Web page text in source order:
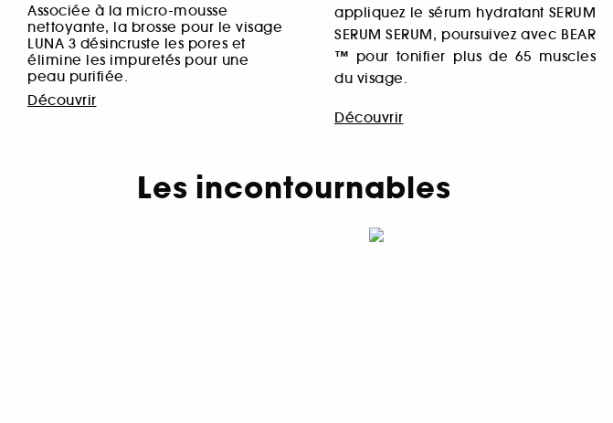
Associée à la micro-mousse
nettoyante, la brosse pour le visage
LUNA 3 désincruste les pores et
élimine les impuretés pour une
peau purifiée.
Découvrir
appliquez le sérum hydratant SERUM
SERUM SERUM, poursuivez avec BEAR
™ pour tonifier plus de 65 muscles
du visage.
Découvrir
Les incontournables